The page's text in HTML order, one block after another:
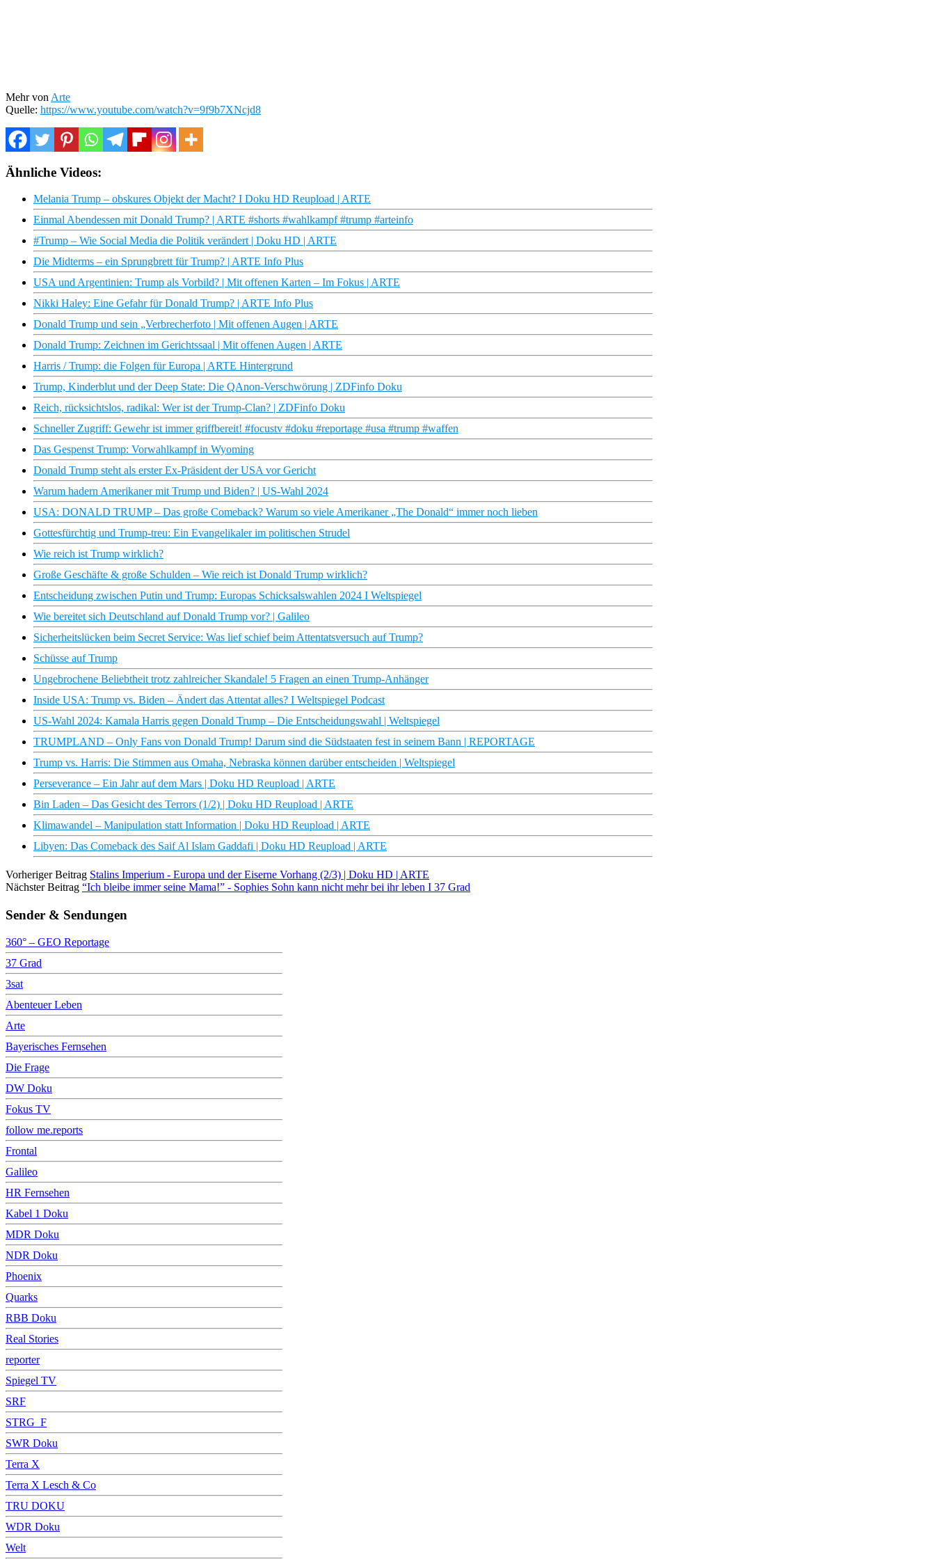
Mehr von Arte
Quelle: https://www.youtube.com/watch?v=9f9b7XNcjd8
Ähnliche Videos:
Melania Trump – obskures Objekt der Macht? I Doku HD Reupload | ARTE
Einmal Abendessen mit Donald Trump? | ARTE #shorts #wahlkampf #trump #arteinfo
#Trump – Wie Social Media die Politik verändert | Doku HD | ARTE
Die Midterms – ein Sprungbrett für Trump? | ARTE Info Plus
USA und Argentinien: Trump als Vorbild? | Mit offenen Karten – Im Fokus | ARTE
Nikki Haley: Eine Gefahr für Donald Trump? | ARTE Info Plus
Donald Trump und sein „Verbrecherfoto | Mit offenen Augen | ARTE
Donald Trump: Zeichnen im Gerichtssaal | Mit offenen Augen | ARTE
Harris / Trump: die Folgen für Europa | ARTE Hintergrund
Trump, Kinderblut und der Deep State: Die QAnon-Verschwörung | ZDFinfo Doku
Reich, rücksichtslos, radikal: Wer ist der Trump-Clan? | ZDFinfo Doku
Schneller Zugriff: Gewehr ist immer griffbereit! #focustv #doku #reportage #usa #trump #waffen
Das Gespenst Trump: Vorwahlkampf in Wyoming
Donald Trump steht als erster Ex-Präsident der USA vor Gericht
Warum hadern Amerikaner mit Trump und Biden? | US-Wahl 2024
USA: DONALD TRUMP – Das große Comeback? Warum so viele Amerikaner „The Donald“ immer noch lieben
Gottesfürchtig und Trump-treu: Ein Evangelikaler im politischen Strudel
Wie reich ist Trump wirklich?
Große Geschäfte & große Schulden – Wie reich ist Donald Trump wirklich?
Entscheidung zwischen Putin und Trump: Europas Schicksalswahlen 2024 I Weltspiegel
Wie bereitet sich Deutschland auf Donald Trump vor? | Galileo
Sicherheitslücken beim Secret Service: Was lief schief beim Attentatsversuch auf Trump?
Schüsse auf Trump
Ungebrochene Beliebtheit trotz zahlreicher Skandale! 5 Fragen an einen Trump-Anhänger
Inside USA: Trump vs. Biden – Ändert das Attentat alles? I Weltspiegel Podcast
US-Wahl 2024: Kamala Harris gegen Donald Trump – Die Entscheidungswahl | Weltspiegel
TRUMPLAND – Only Fans von Donald Trump! Darum sind die Südstaaten fest in seinem Bann | REPORTAGE
Trump vs. Harris: Die Stimmen aus Omaha, Nebraska können darüber entscheiden | Weltspiegel
Perseverance – Ein Jahr auf dem Mars | Doku HD Reupload | ARTE
Bin Laden – Das Gesicht des Terrors (1/2) | Doku HD Reupload | ARTE
Klimawandel – Manipulation statt Information | Doku HD Reupload | ARTE
Libyen: Das Comeback des Saif Al Islam Gaddafi | Doku HD Reupload | ARTE
Vorheriger Beitrag Stalins Imperium - Europa und der Eiserne Vorhang (2/3) | Doku HD | ARTE
Nächster Beitrag “Ich bleibe immer seine Mama!” - Sophies Sohn kann nicht mehr bei ihr leben I 37 Grad
Sender & Sendungen
360° – GEO Reportage
37 Grad
3sat
Abenteuer Leben
Arte
Bayerisches Fernsehen
Die Frage
DW Doku
Fokus TV
follow me.reports
Frontal
Galileo
HR Fernsehen
Kabel 1 Doku
MDR Doku
NDR Doku
Phoenix
Quarks
RBB Doku
Real Stories
reporter
Spiegel TV
SRF
STRG_F
SWR Doku
Terra X
Terra X Lesch & Co
TRU DOKU
WDR Doku
Welt